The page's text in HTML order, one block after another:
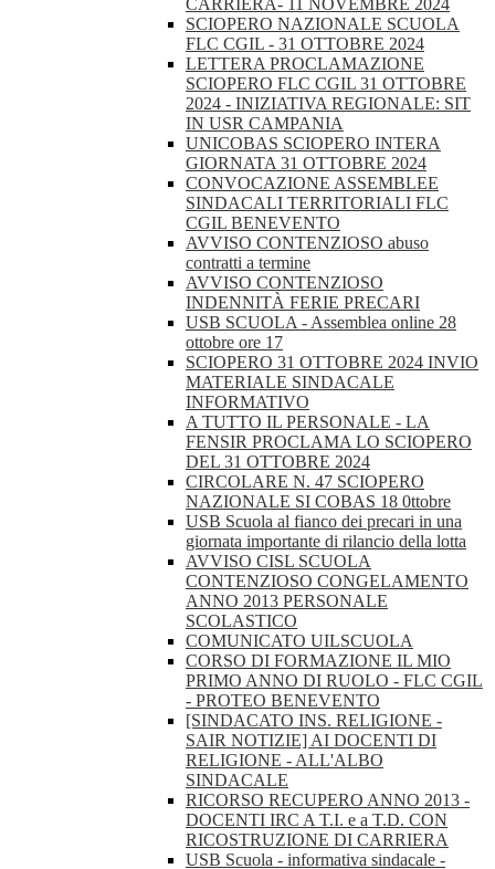
CARRIERA- 11 NOVEMBRE 2024
SCIOPERO NAZIONALE SCUOLA
FLC CGIL - 31 OTTOBRE 2024
LETTERA PROCLAMAZIONE
SCIOPERO FLC CGIL 31 OTTOBRE
2024 - INIZIATIVA REGIONALE: SIT
IN USR CAMPANIA
UNICOBAS SCIOPERO INTERA
GIORNATA 31 OTTOBRE 2024
CONVOCAZIONE ASSEMBLEE
SINDACALI TERRITORIALI FLC
CGIL BENEVENTO
AVVISO CONTENZIOSO abuso
contratti a termine
AVVISO CONTENZIOSO
INDENNITÀ FERIE PRECARI
USB SCUOLA - Assemblea online 28
ottobre ore 17
SCIOPERO 31 OTTOBRE 2024 INVIO
MATERIALE SINDACALE
INFORMATIVO
A TUTTO IL PERSONALE - LA
FENSIR PROCLAMA LO SCIOPERO
DEL 31 OTTOBRE 2024
CIRCOLARE N. 47 SCIOPERO
NAZIONALE SI COBAS 18 0ttobre
USB Scuola al fianco dei precari in una
giornata importante di rilancio della lotta
AVVISO CISL SCUOLA
CONTENZIOSO CONGELAMENTO
ANNO 2013 PERSONALE
SCOLASTICO
COMUNICATO UILSCUOLA
CORSO DI FORMAZIONE IL MIO
PRIMO ANNO DI RUOLO - FLC CGIL
- PROTEO BENEVENTO
[SINDACATO INS. RELIGIONE -
SAIR NOTIZIE] AI DOCENTI DI
RELIGIONE - ALL'ALBO
SINDACALE
RICORSO RECUPERO ANNO 2013 -
DOCENTI IRC A T.I. e a T.D. CON
RICOSTRUZIONE DI CARRIERA
USB Scuola - informativa sindacale -